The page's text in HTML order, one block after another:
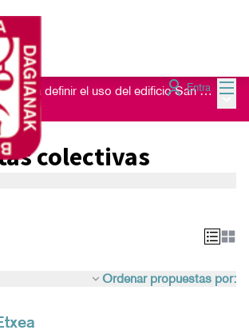
Entra
Proceso de escucha para definir el uso del edificio San Nikolas 23
colectivas
Ordenar propuestas por: